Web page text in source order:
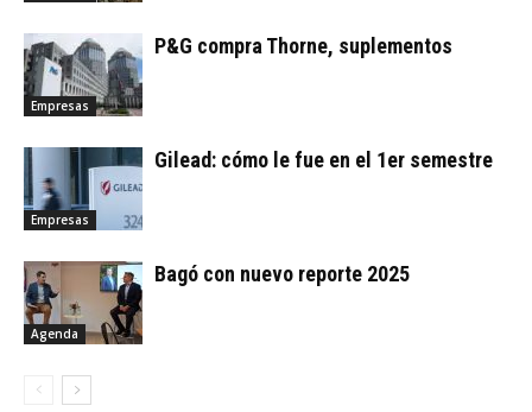
Empresas
P&G compra Thorne, suplementos
Empresas
Gilead: cómo le fue en el 1er semestre
Agenda
Bagó con nuevo reporte 2025